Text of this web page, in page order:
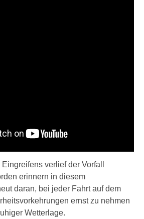
verlief der Vorfall
erinnern in diesem
daran, bei jeder Fahrt auf dem
ernst zu nehmen
Wetterlage.